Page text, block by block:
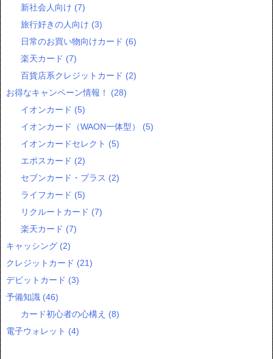
新社会人向け (7)
旅行好きの人向け (3)
日常のお買い物向けカード (6)
楽天カード (7)
百貨店系クレジットカード (2)
お得なキャンペーン情報！ (28)
イオンカード (5)
イオンカード（WAON一体型） (5)
イオンカードセレクト (5)
エポスカード (2)
セブンカード・プラス (2)
ライフカード (5)
リクルートカード (7)
楽天カード (7)
キャッシング (2)
クレジットカード (21)
デビットカード (3)
予備知識 (46)
カード初心者の心構え (8)
電子ウォレット (4)